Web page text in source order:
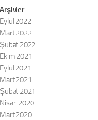
Arşivler
Eylül 2022
Mart 2022
Şubat 2022
Ekim 2021
Eylül 2021
Mart 2021
Şubat 2021
Nisan 2020
Mart 2020